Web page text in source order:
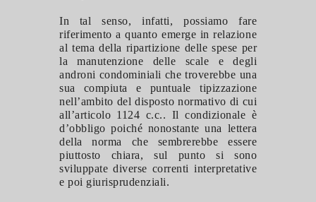
In tal senso, infatti, possiamo fare
riferimento a quanto emerge in relazione
al tema della ripartizione delle spese per
la manutenzione delle scale e degli
androni condominiali che troverebbe una
sua compiuta e puntuale tipizzazione
nell’ambito del disposto normativo di cui
all’articolo 1124 c.c.. Il condizionale è
d’obbligo poiché nonostante una lettera
della norma che sembrerebbe essere
piuttosto chiara, sul punto si sono
sviluppate diverse correnti interpretative
e poi giurisprudenziali.